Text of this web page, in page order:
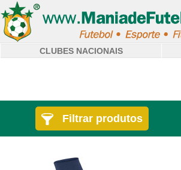
CLUBES NACIONAIS
Filtrar produtos